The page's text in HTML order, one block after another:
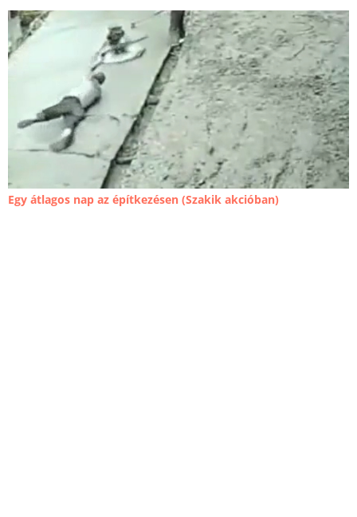
Egy átlagos nap az építkezésen (Szakik akcióban)